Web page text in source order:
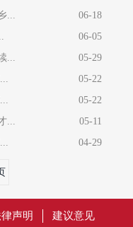
...
06-18
06-05
...
05-29
05-22
05-22
...
05-11
04-29
声明 建议意见